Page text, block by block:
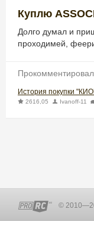
Куплю
Долго думал и
проходимей,
История покупки
2616,05 Ivanoff-11
©